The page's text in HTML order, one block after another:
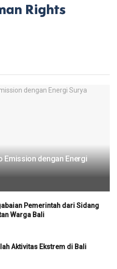
Emission dengan Energi
Pemerintah dari Sidang
Warga Bali
Aktivitas Ekstrem di Bali